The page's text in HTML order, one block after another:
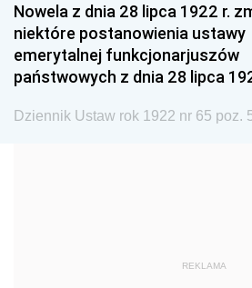
1990 1989
1987 1986
1984 1983
1981 1980
1965
Nowela z dnia 28 lipca 1922 r.
niektóre postanowienia ustawy
emerytalnej funkcjonarjuszów
państwowych z dnia 28 lipca
Dziennik Ustaw rok 1922 nr 65 poz.
REKLAMA